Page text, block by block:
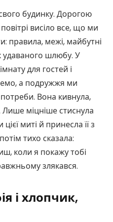
свого будинку. Дорогою
висіло все, що ми
правила, межі, майбутні
удаваного шлюбу. У
для гостей і
а подружжя ми
Вона кивнула,
міцніше стиснула
миті й принесла її з
тихо сказала:
коли я покажу тобі
злякався.
і хлопчик,